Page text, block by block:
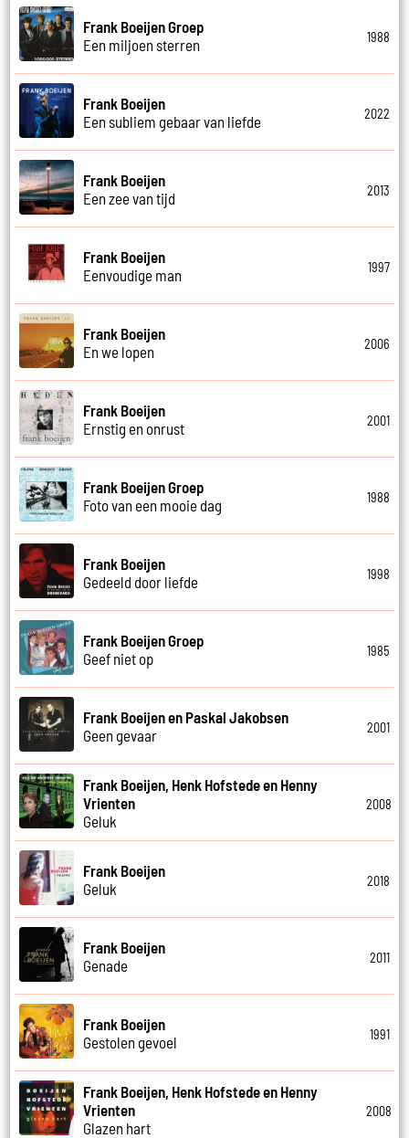
Frank Boeijen Groep
Een miljoen sterren
1988
Frank Boeijen
Een subliem gebaar van liefde
2022
Frank Boeijen
Een zee van tijd
2013
Frank Boeijen
Eenvoudige man
1997
Frank Boeijen
En we lopen
2006
Frank Boeijen
Ernstig en onrust
2001
Frank Boeijen Groep
Foto van een mooie dag
1988
Frank Boeijen
Gedeeld door liefde
1998
Frank Boeijen Groep
Geef niet op
1985
Frank Boeijen en Paskal Jakobsen
Geen gevaar
2001
Frank Boeijen, Henk Hofstede en Henny
Vrienten
Geluk
2008
Frank Boeijen
Geluk
2018
Frank Boeijen
Genade
2011
Frank Boeijen
Gestolen gevoel
1991
Frank Boeijen, Henk Hofstede en Henny
Vrienten
Glazen hart
2008